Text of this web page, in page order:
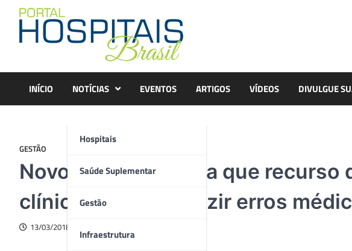
content
INÍCIO NOTÍCIAS
Hospitais
Saúde Suplementar
Gestão
Infraestrutura
EVENTOS ARTIGOS VÍDEOS DIVULGUE
GESTÃO
Novo estudo aponta que recurso
clínica ajuda a reduzir erros
13/03/2018